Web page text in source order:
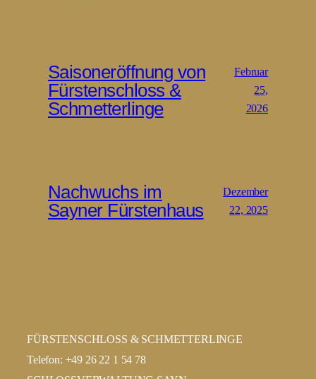
Saisoneröffnung von
Fürstenschloss &
Schmetterlinge
Februar
25,
2026
Nachwuchs im
Sayner Fürstenhaus
Dezember
22, 2025
FÜRSTENSCHLOSS & SCHMETTERLINGE
Telefon: +49 26 22 1 54 78